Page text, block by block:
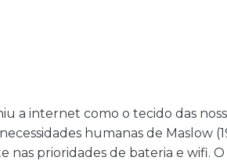
a internet como o tecido das
humanas de Maslow
nas prioridades de bateria e wifi. O